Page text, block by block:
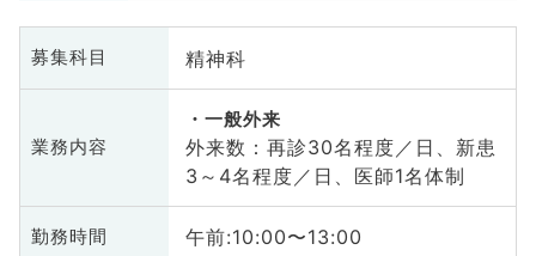
募集科目 精神科
業務内容
一般外来
外来数：再診30名程度／日、新患
3～4名程度／日、医師1名体制
勤務時間 午前:10:00〜13:00